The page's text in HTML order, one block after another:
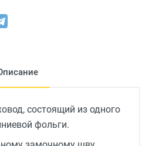
состоящий из одного
фольги.